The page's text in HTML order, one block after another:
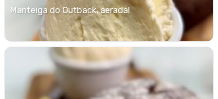
Manteiga do Outback, aerada!